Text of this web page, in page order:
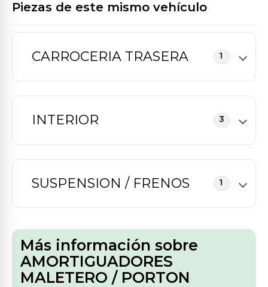
Piezas de este mismo vehículo
CARROCERIA TRASERA 1
INTERIOR 3
SUSPENSION / FRENOS 1
Más información sobre
AMORTIGUADORES
MALETERO / PORTON